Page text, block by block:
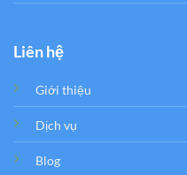
Liên hệ
Giới thiệu
Dịch vụ
Blog